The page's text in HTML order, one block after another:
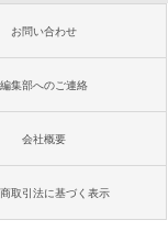
お問い合わせ
編集部へのご連絡
会社概要
取引法に基づく表示